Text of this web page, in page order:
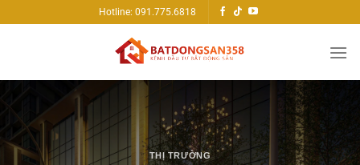
qua
Hotline: 091.775.6818
THỊ TRƯỜNG